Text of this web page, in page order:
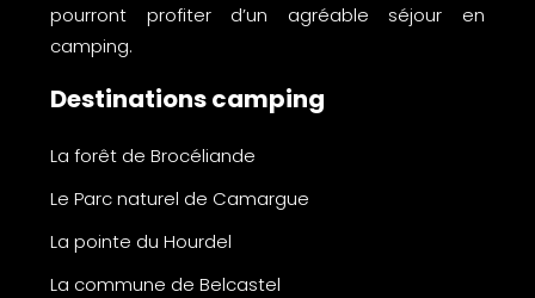
pourront profiter d’un agréable séjour en
camping.
Destinations camping
La forêt de Brocéliande
Le Parc naturel de Camargue
La pointe du Hourdel
La commune de Belcastel